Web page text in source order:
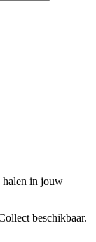
halen in jouw
beschikbaar.